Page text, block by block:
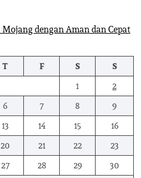
dengan Aman dan Cepat
T F S
S
1
2
6 7 8
9
13 14 15
16
20 21 22
23
27 28 29
30